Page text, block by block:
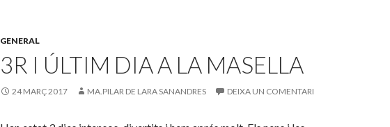
GENERAL
3R I ÚLTIM DIA A LA MASELLA
24 MARÇ 2017 MA.PILAR DE LARA SANANDRES DEIXA UN COMENTARI